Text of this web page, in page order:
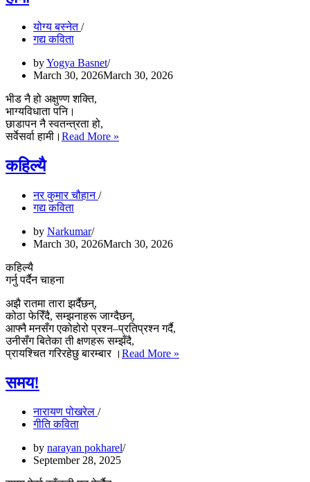
योग्य बस्नेत
गद्य कविता
byYogya Basnet
March 30, 2026March 30, 2026
भीड नै हो अक्षुण्ण शक्ति,
भाग्यविधाता पनि।
छाडापन नै स्वतन्त्रता हो,
सर्वेसर्वा हामी। Read More »
कहिल्यै
नर कुमार चौहान
गद्य कविता
by Narkumar
March 30, 2026March 30, 2026
कहिल्यै
गर्नु पर्दैन चाहना
अझै रातमा तारा झर्दैछन्,
कोठा फेरिँदै, सम्झनाहरू जाग्दैछन्,
आफ्नै मनसँग एकोहोरो प्रश्न–प्रतिप्रश्न गर्दै,
उनीसँग बितेका ती क्षणहरू सम्झँदै,
प्रायश्चित गरिरहेछु बारम्बार । Read More »
समय!
नारायण पोखरेल
गीति कविता
by narayan pokharel
September 28, 2025